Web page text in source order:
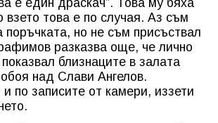
това е по случая. Аз съм
поръчката, но не съм присъствал
разказва още, че лично
близнаците в залата
над Слави Ангелов.
и по записите от камери, иззети